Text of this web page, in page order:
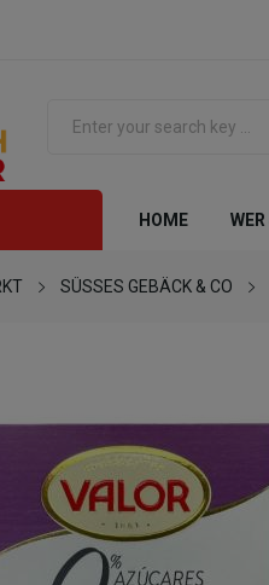
HOME
SÜSSES GEBÄCK & CO